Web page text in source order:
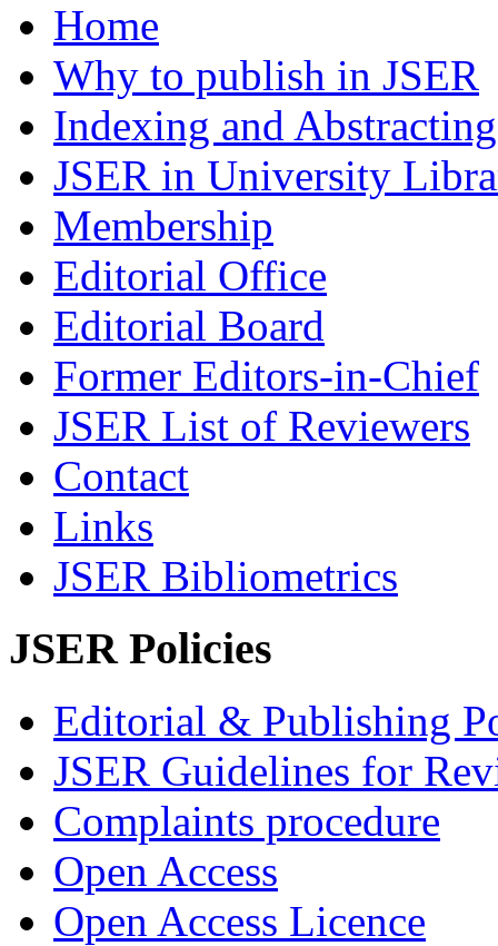
Home
Why to publish in JSER
Indexing and Abstracting
JSER in University
Membership
Editorial Office
Editorial Board
Former Editors-in-Chief
JSER List of Reviewers
Contact
Links
JSER Bibliometrics
JSER Policies
Editorial & Publishing
JSER Guidelines for
Complaints procedure
Open Access
Open Access Licence